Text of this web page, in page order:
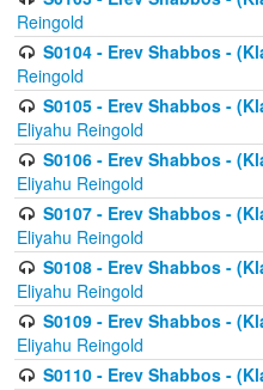
Reingold
S0104 - Erev Shabbos -
Reingold
S0105 - Erev Shabbos -
Eliyahu Reingold
S0106 - Erev Shabbos -
Eliyahu Reingold
S0107 - Erev Shabbos -
Eliyahu Reingold
S0108 - Erev Shabbos -
Eliyahu Reingold
S0109 - Erev Shabbos -
Eliyahu Reingold
S0110 - Erev Shabbos -